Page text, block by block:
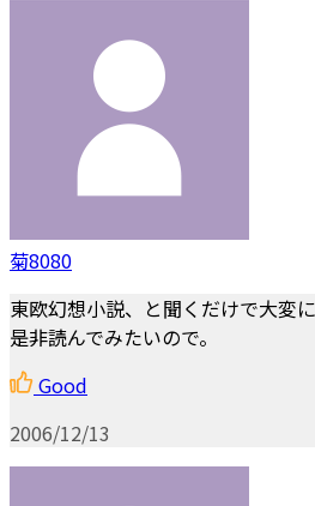
菊8080
東欧幻想小説、と聞くだけで大変に
是非読んでみたいので。
Good
2006/12/13